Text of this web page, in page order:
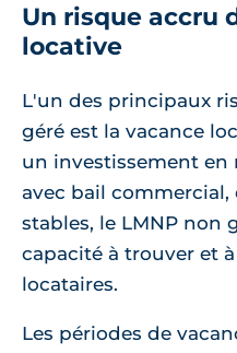
Un risque accru
locative
L'un des principaux
géré est la vacance
un investissement en
avec bail commercial,
stables, le LMNP non
capacité à trouver et
locataires.
Les périodes de